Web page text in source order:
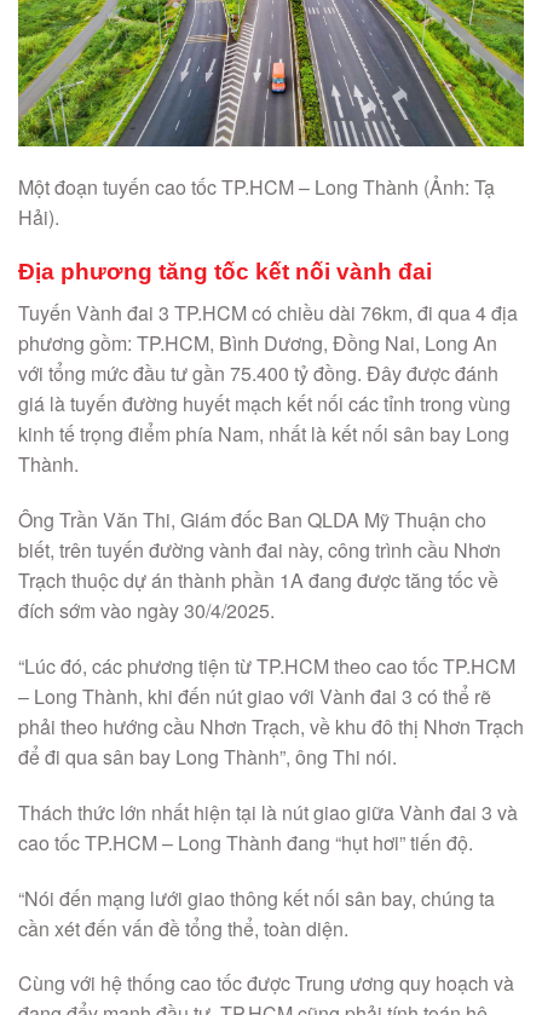
Một đoạn tuyến cao tốc TP.HCM – Long Thành (Ảnh: Tạ
Hải).
Địa phương tăng tốc kết nối vành đai
Tuyến Vành đai 3 TP.HCM có chiều dài 76km, đi qua 4 địa
phương gồm: TP.HCM, Bình Dương, Đồng Nai, Long An
với tổng mức đầu tư gần 75.400 tỷ đồng. Đây được đánh
giá là tuyến đường huyết mạch kết nối các tỉnh trong vùng
kinh tế trọng điểm phía Nam, nhất là kết nối sân bay Long
Thành.
Ông Trần Văn Thi, Giám đốc Ban QLDA Mỹ Thuận cho
biết, trên tuyến đường vành đai này, công trình cầu Nhơn
Trạch thuộc dự án thành phần 1A đang được tăng tốc về
đích sớm vào ngày 30/4/2025.
“Lúc đó, các phương tiện từ TP.HCM theo cao tốc TP.HCM
– Long Thành, khi đến nút giao với Vành đai 3 có thể rẽ
phải theo hướng cầu Nhơn Trạch, về khu đô thị Nhơn Trạch
để đi qua sân bay Long Thành”, ông Thi nói.
Thách thức lớn nhất hiện tại là nút giao giữa Vành đai 3 và
cao tốc TP.HCM – Long Thành đang “hụt hơi” tiến độ.
“Nói đến mạng lưới giao thông kết nối sân bay, chúng ta
cần xét đến vấn đề tổng thể, toàn diện.
Cùng với hệ thống cao tốc được Trung ương quy hoạch và